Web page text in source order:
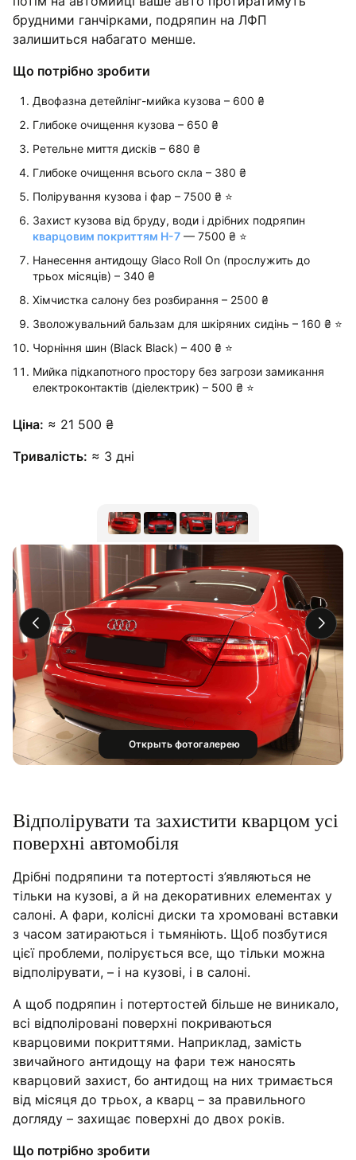
брудними ганчірками, подряпин на ЛФП
залишиться набагато менше.
Що потрібно зробити
Двофазна детейлінг-мийка кузова – 600 ₴
Глибоке очищення кузова – 650 ₴
Ретельне миття дисків – 680 ₴
Глибоке очищення всього скла – 380 ₴
Полірування кузова і фар – 7500 ₴ ⭐️
Захист кузова від бруду, води і дрібних подряпин
кварцовим покриттям Н-7 — 7500 ₴ ⭐️
Нанесення антидощу Glaco Roll On (прослужить до
трьох місяців) – 340 ₴
Хімчистка салону без розбирання – 2500 ₴
Зволожувальний бальзам для шкіряних сидінь – 160 ₴ ⭐️
Чорніння шин (Black Black) – 400 ₴ ⭐️
Мийка підкапотного простору без загрози замикання
електроконтактів (діелектрик) – 500 ₴ ⭐️
Ціна: ≈ 21 500 ₴
Тривалість: ≈ 3 дні
Открыть фотогалерею
Відполірувати та захистити кварцом усі
поверхні автомобіля
Дрібні подряпини та потертості з’являються не
тільки на кузові, а й на декоративних елементах у
салоні. А фари, колісні диски та хромовані вставки
з часом затираються і тьмяніють. Щоб позбутися
цієї проблеми, полірується все, що тільки можна
відполірувати, – і на кузові, і в салоні.
А щоб подряпин і потертостей більше не виникало,
всі відполіровані поверхні покриваються
кварцовими покриттями. Наприклад, замість
звичайного антидощу на фари теж наносять
кварцовий захист, бо антидощ на них тримається
від місяця до трьох, а кварц – за правильного
догляду – захищає поверхні до двох років.
Що потрібно зробити